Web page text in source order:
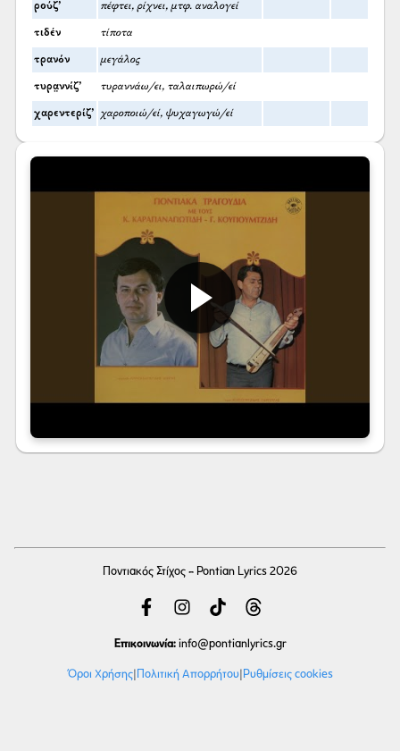
ρούζ’ πέφτει, ρίχνει, μτφ. αναλογεί
τιδέν τίποτα
τρανόν μεγάλος
τυρα̤ννίζ’ τυραννάω/ει, ταλαιπωρώ/εί
χαρεντερίζ’ χαροποιώ/εί, ψυχαγωγώ/εί
Ποντιακός Στίχος - Pontian Lyrics 2026
Επικοινωνία: info@pontianlyrics.gr
Όροι Χρήσης| Πολιτική Απορρήτου| Ρυθμίσεις cookies